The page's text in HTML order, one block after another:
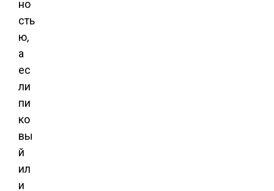
но
сть
ю,
а
ес
ли
пи
ко
вы
й
ил
и